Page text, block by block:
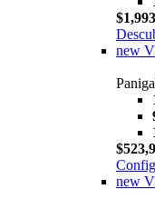
new
new